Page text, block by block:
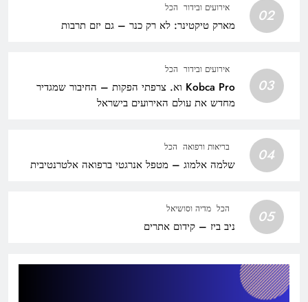
02 אירועים ובידור הכל
מארק טיקטינר: לא רק כנר – גם יזם תרבות
03
אירועים ובידור הכל
Kobca Pro וא. צרפתי הפקות – החיבור שמגדיר
מחדש את עולם האירועים בישראל
04 בריאות ורפואה הכל
שלמה אלמוג – מטפל אנרגטי ברפואה אלטרנטיבית
05 הכל מדיה וסושיאל
ניב ביז – קידום אתרים